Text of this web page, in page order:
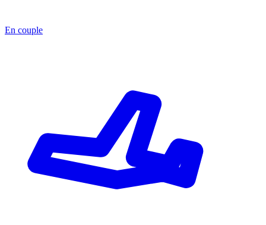
En couple